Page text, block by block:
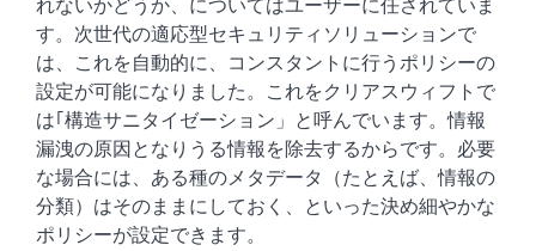
れないかどうか、についてはユーザーに任されていま
す。次世代の適応型セキュリティソリューションで
は、これを自動的に、コンスタントに行うポリシーの
設定が可能になりました。これをクリアスウィフトで
は｢構造サニタイゼーション」と呼んでいます。情報
漏洩の原因となりうる情報を除去するからです。必要
な場合には、ある種のメタデータ（たとえば、情報の
分類）はそのままにしておく、といった決め細やかな
ポリシーが設定できます。